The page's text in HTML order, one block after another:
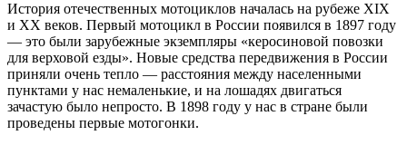
История отечественных мотоциклов началась на рубеже XIX
и XX веков. Первый мотоцикл в России появился в 1897 году
— это были зарубежные экземпляры «керосиновой повозки
для верховой езды». Новые средства передвижения в России
приняли очень тепло — расстояния между населенными
пунктами у нас немаленькие, и на лошадях двигаться
зачастую было непросто. В 1898 году у нас в стране были
проведены первые мотогонки.